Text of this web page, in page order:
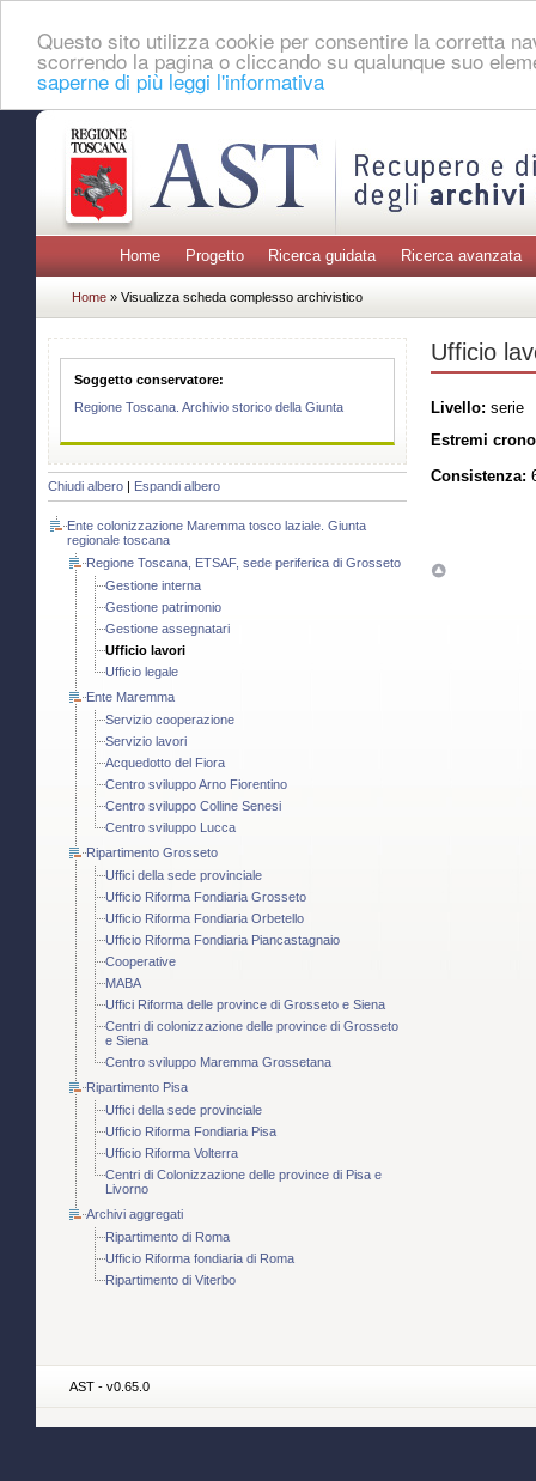
Questo sito utilizza cookie per consentire la corretta
scorrendo la pagina o cliccando su qualunque suo
saperne di più leggi l'informativa
Home Progetto Ricerca guidata Ricerca avanzata
Home » Visualizza scheda complesso archivistico
Soggetto conservatore:
Regione Toscana. Archivio storico della Giunta
Chiudi albero Espandi albero
Ente colonizzazione Maremma tosco laziale. Giunta
regionale toscana
Regione Toscana, ETSAF, sede periferica di Grosseto
Gestione interna
Gestione patrimonio
Gestione assegnatari
Ufficio lavori
Ufficio legale
Ente Maremma
Servizio cooperazione
Servizio lavori
Acquedotto del Fiora
Centro sviluppo Arno Fiorentino
Centro sviluppo Colline Senesi
Centro sviluppo Lucca
Ripartimento Grosseto
Uffici della sede provinciale
Ufficio Riforma Fondiaria Grosseto
Ufficio Riforma Fondiaria Orbetello
Ufficio Riforma Fondiaria Piancastagnaio
Cooperative
MABA
Uffici Riforma delle province di Grosseto e Siena
Centri di colonizzazione delle province di Grosseto
e Siena
Centro sviluppo Maremma Grossetana
Ripartimento Pisa
Uffici della sede provinciale
Ufficio Riforma Fondiaria Pisa
Ufficio Riforma Volterra
Centri di Colonizzazione delle province di Pisa e
Livorno
Archivi aggregati
Ripartimento di Roma
Ufficio Riforma fondiaria di Roma
Ripartimento di Viterbo
Ufficio
Livello: serie
Estremi
Consistenza:
AST - v0.65.0